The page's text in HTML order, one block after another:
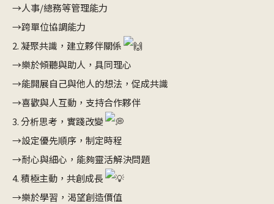
→人事/總務等管理能力
→跨單位協調能力
2. 凝聚共識，建立夥伴關係
→樂於傾聽與助人，具同理心
→能開展自己與他人的想法，促成共識
→喜歡與人互動，支持合作夥伴
3. 分析思考，實踐改變
→設定優先順序，制定時程
→耐心與細心，能夠靈活解決問題
4. 積極主動，共創成長
→樂於學習，渴望創造價值